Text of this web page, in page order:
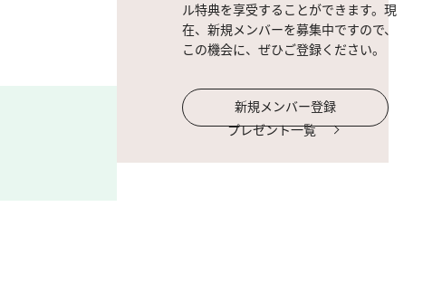
ル特典を享受することができます。現
在、新規メンバーを募集中ですので、
この機会に、ぜひご登録ください。
新規メンバー登録
プレゼント一覧